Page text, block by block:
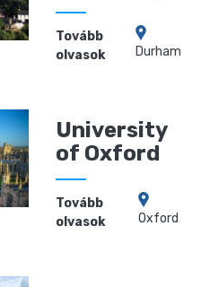
Tovább
olvasok
Durham
University
of Oxford
Tovább
olvasok
Oxford